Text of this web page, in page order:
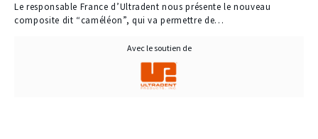
Le responsable France d’Ultradent nous présente le nouveau
composite dit “caméléon”, qui va permettre de…
Avec le soutien de